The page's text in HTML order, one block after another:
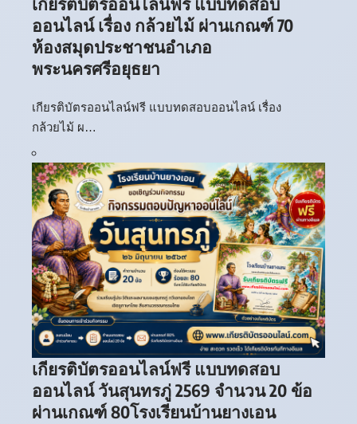
ออนไลน์ เรื่อง กล้วยไม้ ผ่านเกณฑ์ 70
ห้องสมุดประชาชนอำเภอ
พระนครศรีอยุธยา
เกียรติบัตรออนไลน์ฟรี แบบทดสอบออนไลน์ เรื่อง
กล้วยไม้ ผ…
เกียรติบัตรออนไลน์ฟรี แบบทดสอบ
ออนไลน์ วันสุนทรภู่ 2569 จำนวน 20 ข้อ
ผ่านเกณฑ์ 80โรงเรียนบ้านยางเอน